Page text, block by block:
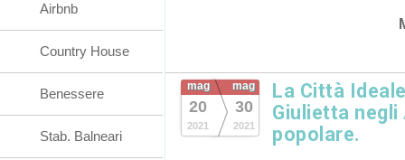
mag
20
2021
mag
30
2021
La Città
Giulietta negli
popolare.
Airbnb
Country House
Benessere
Stab. Balneari